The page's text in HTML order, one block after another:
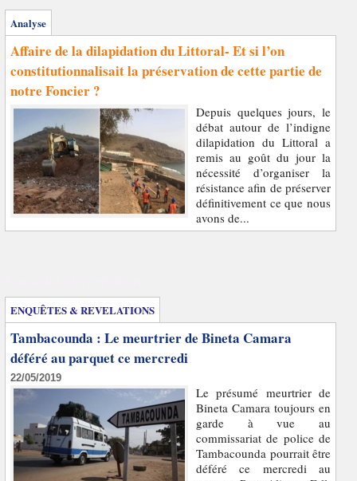
Analyse
Affaire de la dilapidation du Littoral- Et si l’on
constitutionnalisait la préservation de cette partie de
notre Foncier ?
Depuis quelques jours, le
débat autour de l’indigne
dilapidation du Littoral a
remis au goût du jour la
nécessité d’organiser la
résistance afin de préserver
définitivement ce que nous
avons de...
ENQUÊTES & REVELATIONS
Tambacounda : Le meurtrier de Bineta Camara
déféré au parquet ce mercredi
22/05/2019
Le présumé meurtrier de
Bineta Camara toujours en
garde à vue au
commissariat de police de
Tambacounda pourrait être
déféré ce mercredi au